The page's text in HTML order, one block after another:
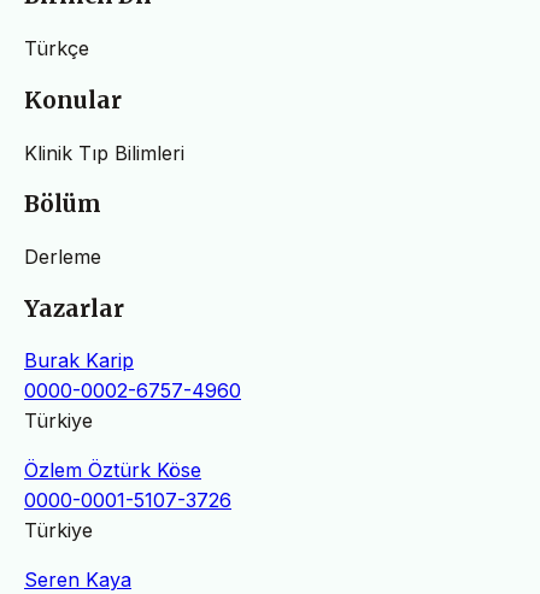
Türkçe
Konular
Klinik Tıp Bilimleri
Bölüm
Derleme
Yazarlar
Burak Karip
0000-0002-6757-4960
Türkiye
Özlem Öztürk Köse
0000-0001-5107-3726
Türkiye
Seren Kaya